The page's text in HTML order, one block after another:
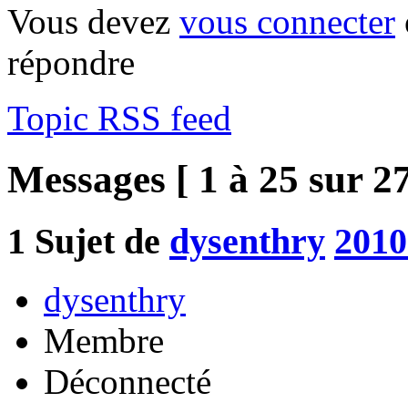
Vous devez vous connecter
répondre
Topic RSS feed
Messages [ 1 à 25 sur
1 Sujet de dysenthry
dysenthry
Membre
Déconnecté